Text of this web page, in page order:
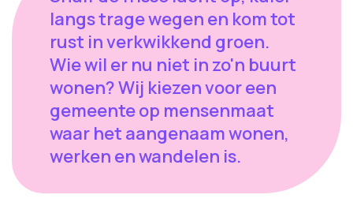
langs trage wegen en kom tot
rust in verkwikkend groen.
Wie wil er nu niet in zo'n buurt
wonen? Wij kiezen voor een
gemeente op mensenmaat
waar het aangenaam wonen,
werken en wandelen is.